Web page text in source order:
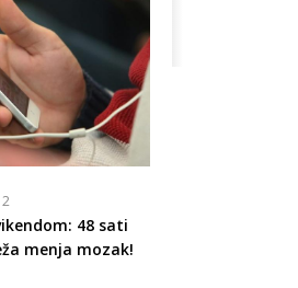
48 sati
menja mozak!